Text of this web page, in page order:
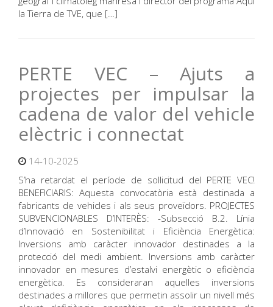
la Tierra de TVE, que […]
PERTE VEC – Ajuts a
projectes per impulsar la
cadena de valor del vehicle
elèctric i connectat
14-10-2025
S’ha retardat el període de sol·licitud del PERTE VEC!
BENEFICIARIS: Aquesta convocatòria està destinada a
fabricants de vehicles i als seus proveïdors. PROJECTES
SUBVENCIONABLES D’INTERÈS: -Subsecció B.2. Línia
d’Innovació en Sostenibilitat i Eficiència Energètica:
Inversions amb caràcter innovador destinades a la
protecció del medi ambient. Inversions amb caràcter
innovador en mesures d’estalvi energètic o eficiència
energètica. Es consideraran aquelles inversions
destinades a millores que permetin assolir un nivell més